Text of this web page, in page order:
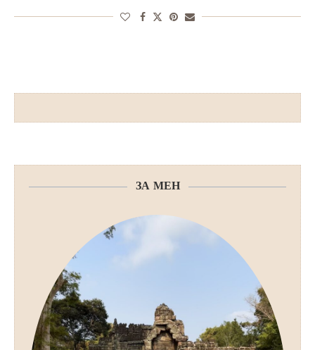
ЗА МЕН